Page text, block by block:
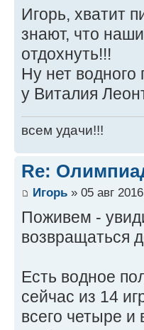
Игорь, хватит
знают, что
отдохнуть!!!
Ну нет
у Виталия
всем удачи!!!
Re:
Игорь » 05 авг
Поживем -
возвращаться
Есть водное
сейчас из 14
всего четыре